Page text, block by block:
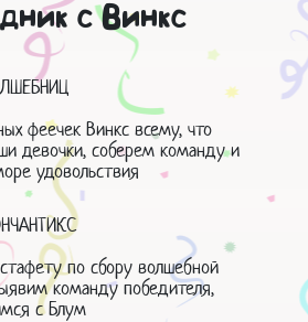
с Винкс
феечек Винкс всему, что
девочки, соберем команду и
удовольствия
по сбору волшебной
команду победителя,
с Блум